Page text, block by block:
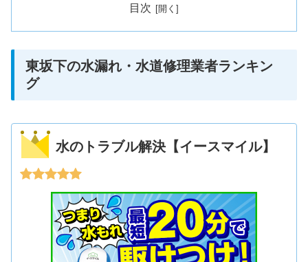
目次
東坂下の水漏れ・水道修理業者ランキン
グ
水のトラブル解決【イースマイル】